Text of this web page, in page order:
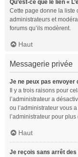
Qu’est-ce que le lien «
Cette page donne la liste
administrateurs et
forums qu’ils modèrent.
Haut
Messagerie privée
Je ne peux pas envoyer
Il y a trois raisons pour
l’administrateur a
ou l’administrateur vous
l’administrateur pour plus
Haut
Je reçois sans arrêt